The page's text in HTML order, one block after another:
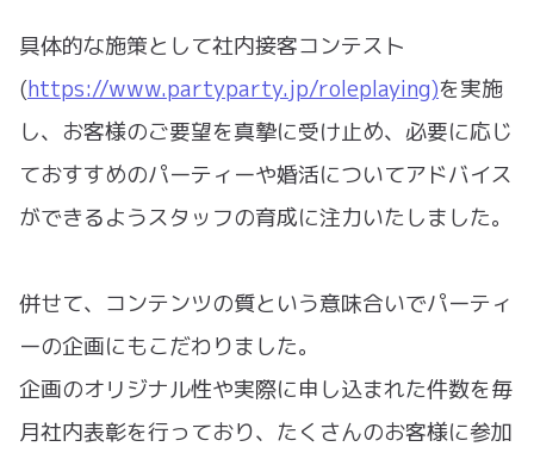
具体的な施策として社内接客コンテスト
(https://www.partyparty.jp/roleplaying)を実施
し、お客様のご要望を真摯に受け止め、必要に応じ
ておすすめのパーティーや婚活についてアドバイス
ができるようスタッフの育成に注力いたしました。
併せて、コンテンツの質という意味合いでパーティ
ーの企画にもこだわりました。
企画のオリジナル性や実際に申し込まれた件数を毎
月社内表彰を行っており、たくさんのお客様に参加